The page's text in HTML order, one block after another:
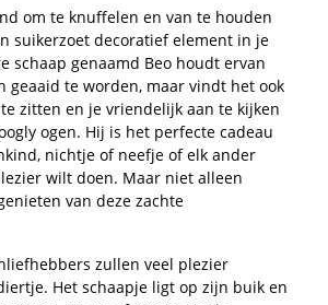
om te knuffelen en van te houden
suikerzoet decoratief element in je
schaap genaamd Beo houdt ervan
geaaid te worden, maar vindt het ook
zitten en je vriendelijk aan te kijken
ogen. Hij is het perfecte cadeau
nichtje of neefje of elk ander
wilt doen. Maar niet alleen
van deze zachte
zullen veel plezier
Het schaapje ligt op zijn buik en